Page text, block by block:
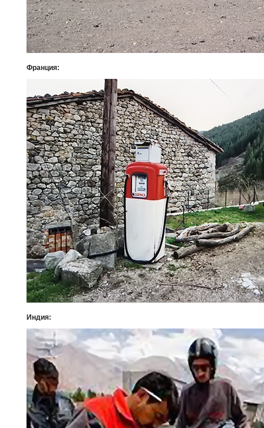
Франция:
Индия: